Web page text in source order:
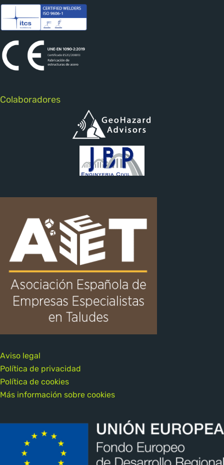
Colaboradores
Aviso legal
Política de privacidad
Política de cookies
Más información sobre cookies